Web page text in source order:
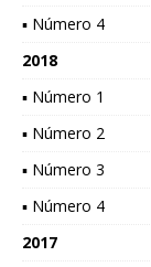
▪ Número 4
2018
▪ Número 1
▪ Número 2
▪ Número 3
▪ Número 4
2017